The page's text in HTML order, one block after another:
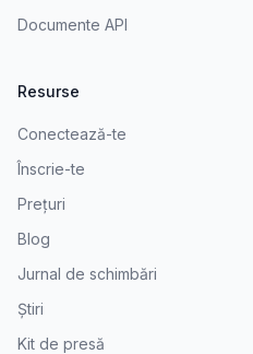
Documente API
Resurse
Conectează-te
Înscrie-te
Prețuri
Blog
Jurnal de schimbări
Știri
Kit de presă